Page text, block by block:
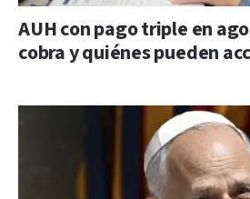
AUH con pago triple en
cobra y quiénes pueden